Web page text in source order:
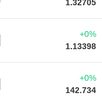
1.32705
+0%
1.13398
+0%
142.734